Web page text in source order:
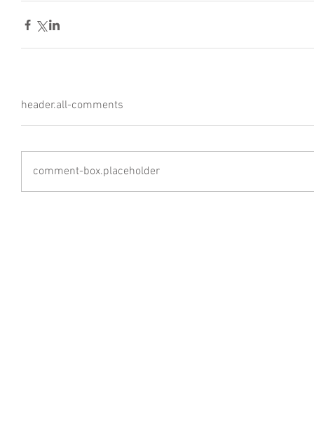
header.all-comments
comment-box.placeholder